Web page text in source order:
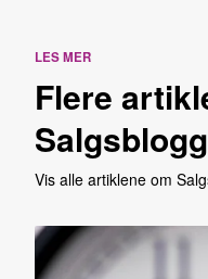
LES MER
Flere
Salgsblogg
Vis alle artiklene om